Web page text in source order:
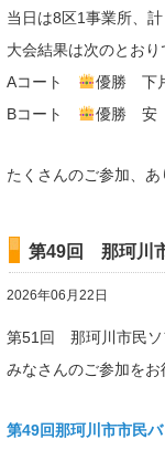
当日は8区1事業所、
大会結果は次のとおり
Aコート
優勝
Bコート
優勝
たくさんのご参加、あ
第49回 那珂川
2026年06月22日
第51回 那珂川市民ソ
みなさんのご参加をお
第49回那珂川市市民